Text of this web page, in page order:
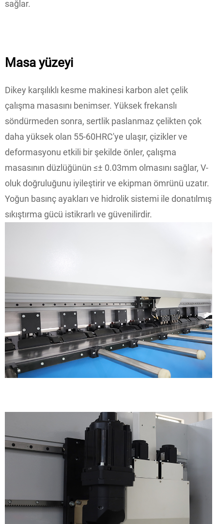
sağlar.
Masa yüzeyi
Dikey karşılıklı kesme makinesi karbon alet çelik
çalışma masasını benimser. Yüksek frekanslı
söndürmeden sonra, sertlik paslanmaz çelikten çok
daha yüksek olan 55-60HRC'ye ulaşır, çizikler ve
deformasyonu etkili bir şekilde önler, çalışma
masasının düzlüğünün ≤± 0.03mm olmasını sağlar, V-
oluk doğruluğunu iyileştirir ve ekipman ömrünü uzatır.
Yoğun basınç ayakları ve hidrolik sistemi ile donatılmış
sıkıştırma gücü istikrarlı ve güvenilirdir.